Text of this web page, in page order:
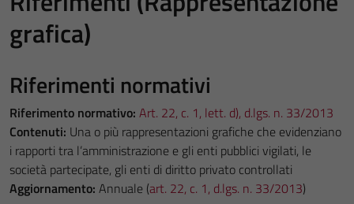
grafica)
Riferimenti normativi
Riferimento normativo: Art. 22, c. 1, lett. d), d.lgs. n. 33/2013
Contenuti: Una o più rappresentazioni grafiche che evidenziano
i rapporti tra l’amministrazione e gli enti pubblici vigilati, le
società partecipate, gli enti di diritto privato controllati
Aggiornamento: Annuale (art. 22, c. 1, d.lgs. n. 33/2013)